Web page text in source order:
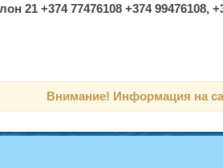
21 +374 77476108 +374 99476108,
Внимание! Информация на